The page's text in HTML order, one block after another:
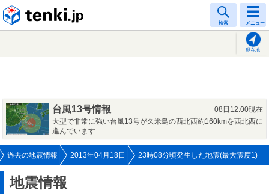
検索 メニュー
現在地
台風13号情報
08日12:00現在
大型で非常に強い台風13号が久米島の西北西約160kmを西北西に
進んでいます
過去の地震情報 2013年04月18日 23時08分頃発生した地震(最大震度1)
地震情報